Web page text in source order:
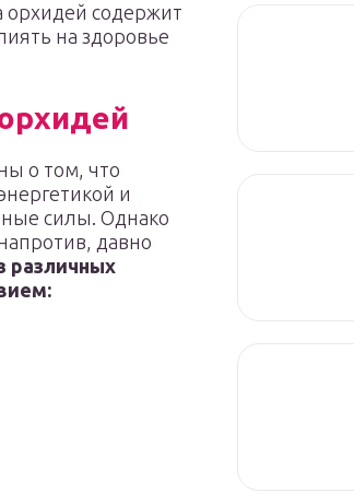
орхидей содержит
на здоровье
о том, что
и
силы. Однако
давно
различных